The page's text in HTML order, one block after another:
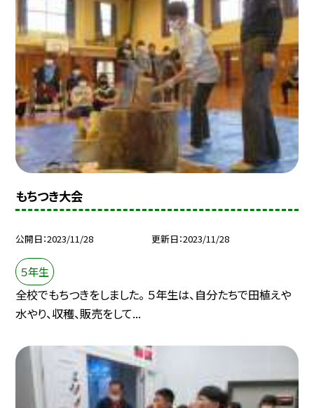
もちつき大会
公開日 2023/11/28 更新日 2023/11/28
５年生
全校でもちつきをしました。 ５年生は、自分たちで田植えや
水やり、収穫、販売をして...